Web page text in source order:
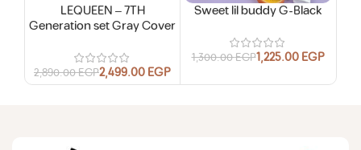
LEQUEEN – 7TH
Generation set Gray Cover
2,890.00EGP2,499.00EGP
Sweet lil buddy G-Black
1,300.00EGP1,225.00EGP